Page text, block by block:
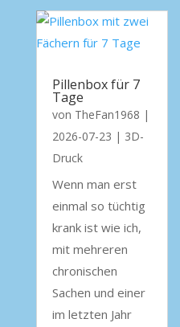
Pillenbox für 7
Tage
von TheFan1968 |
2026-07-23 | 3D-
Druck
Wenn man erst
einmal so tüchtig
krank ist wie ich,
mit mehreren
chronischen
Sachen und einer
im letzten Jahr